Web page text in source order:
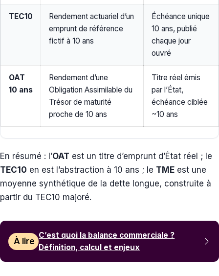
TEC10
Rendement actuariel d’un
emprunt de référence
fictif à 10 ans
Échéance unique
10 ans, publié
chaque jour
ouvré
OAT
10 ans
Rendement d’une
Obligation Assimilable du
Trésor de maturité
proche de 10 ans
Titre réel émis
par l’État,
échéance ciblée
~10 ans
En résumé : l’OAT est un titre d’emprunt d’État réel ; le
TEC10 en est l’abstraction à 10 ans ; le TME est une
moyenne synthétique de la dette longue, construite à
partir du TEC10 majoré.
À lire
C’est quoi la balance commerciale ?
Définition, calcul et enjeux